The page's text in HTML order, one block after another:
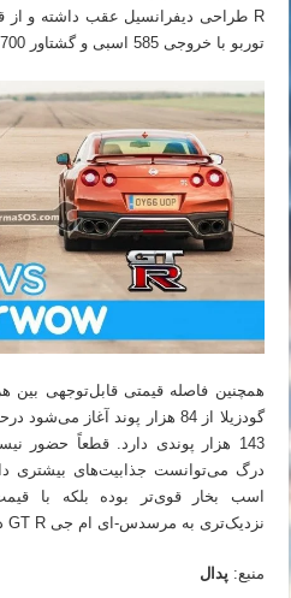
توربو با خروجی 585 اسبی و گشتاور 700 نیوتون متری سود می‌برد.
همچنین فاصله قیمتی قابل‌توجهی بین
گودزیلا از 84 هزار پوند آغاز
نزدیک‌تری به مرسدس-ای ام جی GT R دارد.
منبع: پدال